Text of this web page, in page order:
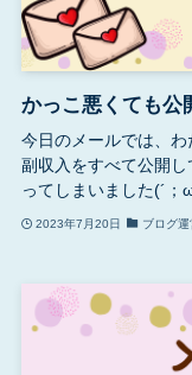
かっこ悪くても公
今日のメールでは、
副収入をすべて公開
ってしまいました(´
2023年7月20日 ブログ